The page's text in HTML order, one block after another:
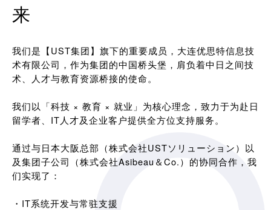
来
我们是【UST集团】旗下的重要成员，大连优思特信息技
术有限公司，作为集团的中国桥头堡，肩负着中日之间技
术、人才与教育资源桥接的使命。
我们以「科技 × 教育 × 就业」为核心理念，致力于为赴日
留学者、IT人才及企业客户提供全方位支持服务。
通过与日本大阪总部（株式会社USTソリューション）以
及集团子公司（株式会社Asibeau＆Co.）的协同合作，我
们实现了：
・IT系统开发与常驻支援